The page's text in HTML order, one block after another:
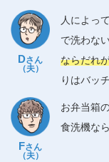
Dさん
（夫）
人によっ
で洗わな
ならだれ
りはバッ
Fさん
（夫）
お弁当箱
食洗機な